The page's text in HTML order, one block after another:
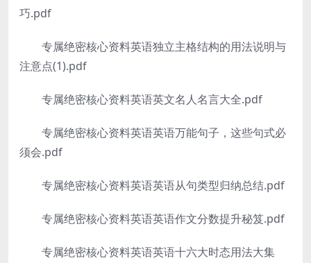
巧.pdf
专属绝密核心资料英语独立主格结构的用法说明与
注意点(1).pdf
专属绝密核心资料英语英文名人名言大全.pdf
专属绝密核心资料英语英语万能句子，这些句式必
须会.pdf
专属绝密核心资料英语英语从句类型归纳总结.pdf
专属绝密核心资料英语英语作文分数提升秘笈.pdf
专属绝密核心资料英语英语十六大时态用法大集